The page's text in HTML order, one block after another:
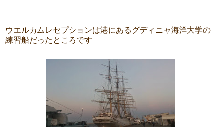
ウエルカムレセプションは港にあるグディニャ海洋大学の
練習船だったところです